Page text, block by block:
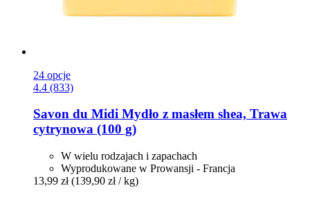
24 opcje
4.4 (833)
Savon du Midi Mydło z masłem shea, Trawa
cytrynowa (100 g)
W wielu rodzajach i zapachach
Wyprodukowane w Prowansji - Francja
13,99 zł (139,90 zł / kg)